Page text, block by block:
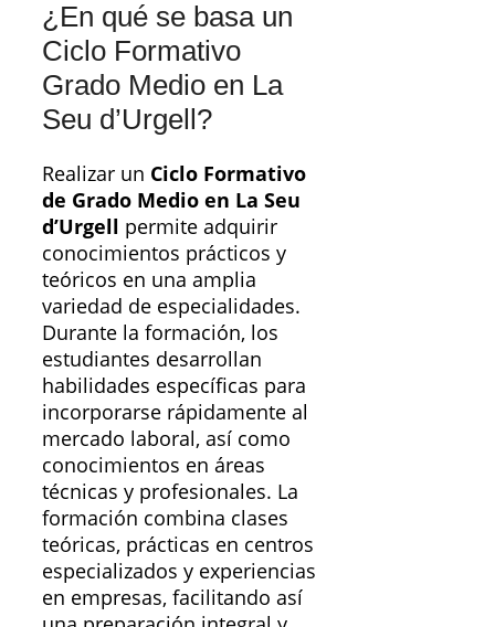
¿En qué se basa un
Ciclo Formativo
Grado Medio en La
Seu d’Urgell?
Realizar un Ciclo Formativo
de Grado Medio en La Seu
d’Urgell permite adquirir
conocimientos prácticos y
teóricos en una amplia
variedad de especialidades.
Durante la formación, los
estudiantes desarrollan
habilidades específicas para
incorporarse rápidamente al
mercado laboral, así como
conocimientos en áreas
técnicas y profesionales. La
formación combina clases
teóricas, prácticas en centros
especializados y experiencias
en empresas, facilitando así